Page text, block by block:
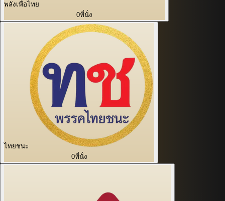
พลังเพื่อไทย
0ที่นั่ง
ไทยชนะ
0ที่นั่ง